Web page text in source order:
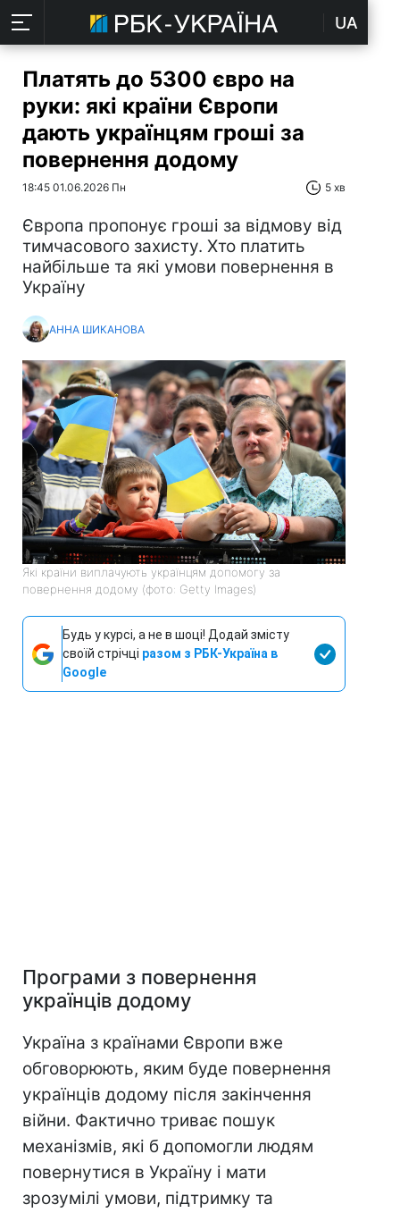
UA
Платять до 5300 євро на
руки: які країни Європи
дають українцям гроші за
повернення додому
18:45 01.06.2026 Пн 5 хв
Європа пропонує гроші за відмову від
тимчасового захисту. Хто платить
найбільше та які умови повернення в
Україну
АННА ШИКАНОВА
Які країни виплачують українцям допомогу за
повернення додому (фото: Getty Images)
Будь у курсі, а не в шоці! Додай змісту
своїй стрічці разом з РБК-Україна в
Google
Програми з повернення
українців додому
Україна з країнами Європи вже
обговорюють, яким буде повернення
українців додому після закінчення
війни. Фактично триває пошук
механізмів, які б допомогли людям
повернутися в Україну і мати
зрозумілі умови, підтримку та